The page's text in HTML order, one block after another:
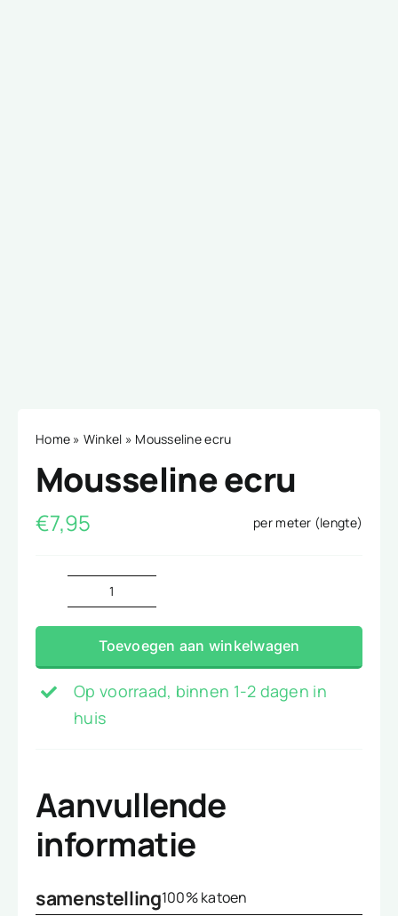
Home » Winkel » Mousseline ecru
Mousseline ecru
€7,95 per meter (lengte)
Mousseline
ecru
aantal
Toevoegen aan winkelwagen
Op voorraad, binnen 1-2 dagen in
huis
Aanvullende
informatie
samenstelling100% katoen